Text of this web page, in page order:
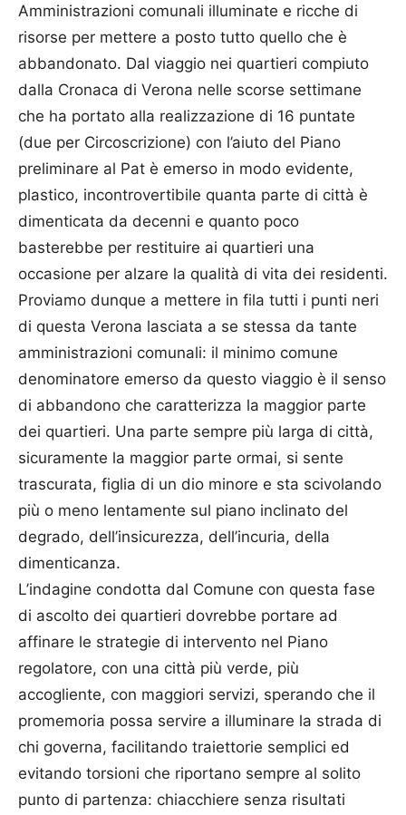
Amministrazioni comunali illuminate e ricche di
risorse per mettere a posto tutto quello che è
abbandonato. Dal viaggio nei quartieri compiuto
dalla Cronaca di Verona nelle scorse settimane
che ha portato alla realizzazione di 16 puntate
(due per Circoscrizione) con l’aiuto del Piano
preliminare al Pat è emerso in modo evidente,
plastico, incontrovertibile quanta parte di città è
dimenticata da decenni e quanto poco
basterebbe per restituire ai quartieri una
occasione per alzare la qualità di vita dei residenti.
Proviamo dunque a mettere in fila tutti i punti neri
di questa Verona lasciata a se stessa da tante
amministrazioni comunali: il minimo comune
denominatore emerso da questo viaggio è il senso
di abbandono che caratterizza la maggior parte
dei quartieri. Una parte sempre più larga di città,
sicuramente la maggior parte ormai, si sente
trascurata, figlia di un dio minore e sta scivolando
più o meno lentamente sul piano inclinato del
degrado, dell’insicurezza, dell’incuria, della
dimenticanza.
L’indagine condotta dal Comune con questa fase
di ascolto dei quartieri dovrebbe portare ad
affinare le strategie di intervento nel Piano
regolatore, con una città più verde, più
accogliente, con maggiori servizi, sperando che il
promemoria possa servire a illuminare la strada di
chi governa, facilitando traiettorie semplici ed
evitando torsioni che riportano sempre al solito
punto di partenza: chiacchiere senza risultati